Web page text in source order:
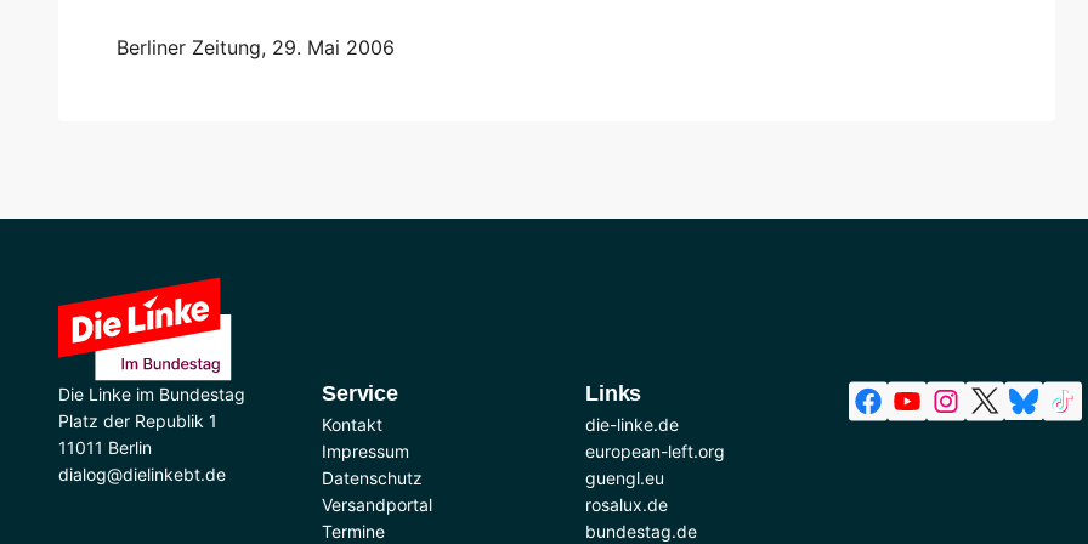
Berliner Zeitung, 29. Mai 2006
Die Linke im Bundestag
Platz der Republik 1
11011 Berlin
dialog@dielinkebt.de
Service
Kontakt
Impressum
Datenschutz
Versandportal
Termine
Links
die-linke.de
european-left.org
guengl.eu
rosalux.de
bundestag.de